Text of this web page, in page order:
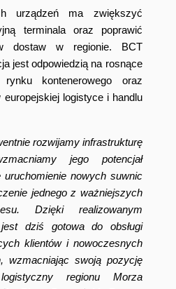
urządzeń ma zwiększyć
terminala oraz poprawić
dostaw w regionie. BCT
jest odpowiedzią na rosnące
rynku kontenerowego oraz
logistyce i handlu
rozwijamy infrastrukturę
jego potencjał
uruchomienie nowych suwnic
jednego z ważniejszych
Dzięki realizowanym
dziś gotowa do obsługi
klientów i nowoczesnych
wzmacniając swoją pozycję
regionu Morza